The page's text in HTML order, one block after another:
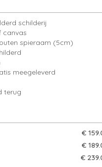
schilderij
canvas
spieraam (5cm)
meegeleverd
terug
€
€
€